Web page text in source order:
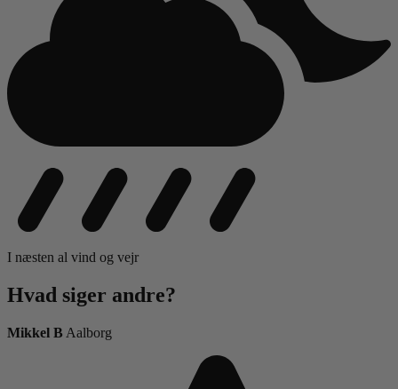
I næsten al vind og vejr
Hvad siger andre?
Mikkel B Aalborg